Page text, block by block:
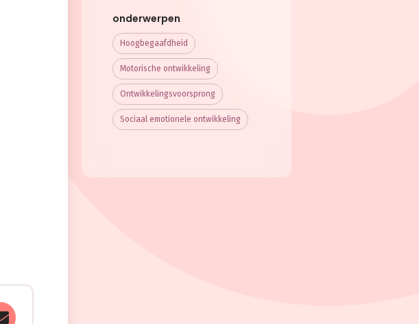
onderwerpen
Hoogbegaafdheid
Motorische ontwikkeling
Ontwikkelingsvoorsprong
Sociaal emotionele ontwikkeling